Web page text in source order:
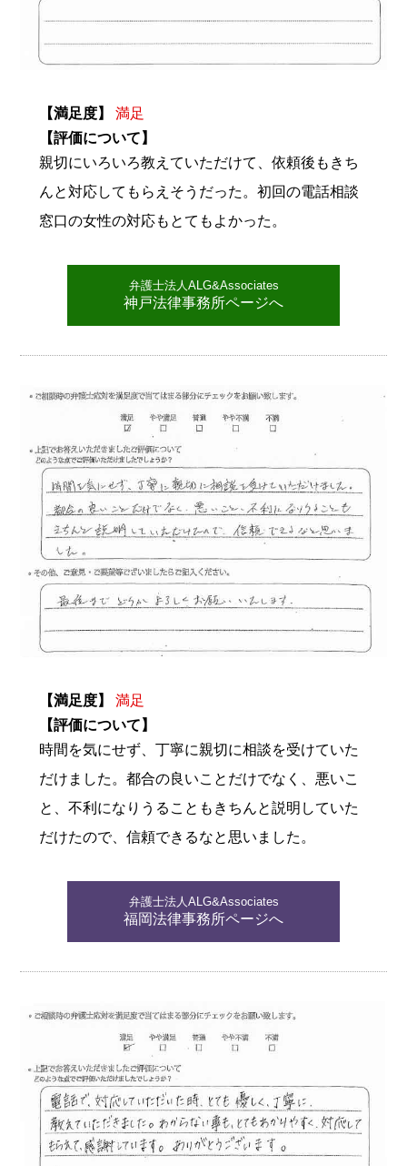
【満足度】
満足
【評価について】
親切にいろいろ教えていただけて、依頼後もきち
んと対応してもらえそうだった。初回の電話相談
窓口の女性の対応もとてもよかった。
弁護士法人ALG&Associates
神戸法律事務所ページへ
【満足度】
満足
【評価について】
時間を気にせず、丁寧に親切に相談を受けていた
だけました。都合の良いことだけでなく、悪いこ
と、不利になりうることもきちんと説明していた
だけたので、信頼できるなと思いました。
弁護士法人ALG&Associates
福岡法律事務所ページへ